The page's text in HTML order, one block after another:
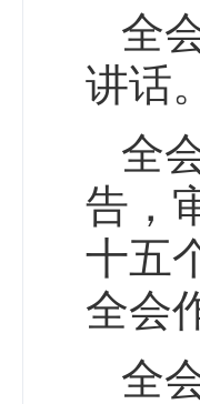
全
讲话。
全
告，
十五
全会
全